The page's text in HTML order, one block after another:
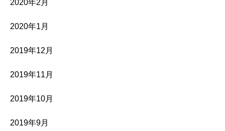
2020年2月
2020年1月
2019年12月
2019年11月
2019年10月
2019年9月